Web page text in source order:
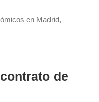
en Madrid,
de